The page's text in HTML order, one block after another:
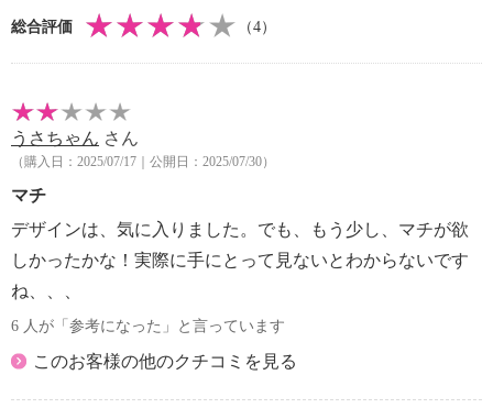
・過度に重いものや濡れたものを収納しない
・持ち手やファスナーなどを強く引っ張ると破損する
【個体差あり】
※柄の出方に個体差あり
【その他】
【同梱書類】
・ブランドカード
【原産国（地）】
・中国製
総合評価 （4）
うさちゃん さん
（購入日：2025/07/17｜公開日：2025/07/30）
マチ
デザインは、気に入りました。でも、もう少し、マチが欲
しかったかな！実際に手にとって見ないとわからないです
ね、、、
6 人が「参考になった」と言っています
このお客様の他のクチコミを見る